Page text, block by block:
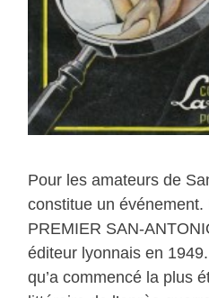
Pour les amateurs de
constitue un événement.
PREMIER SAN-
éditeur lyonnais en
qu’a commencé la plus